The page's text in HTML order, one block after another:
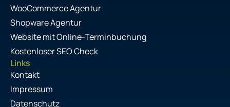
WooCommerce Agentur
Shopware Agentur
Website mit Online-Terminbuchung
Kostenloser SEO Check
Links
Kontakt
Impressum
Datenschutz